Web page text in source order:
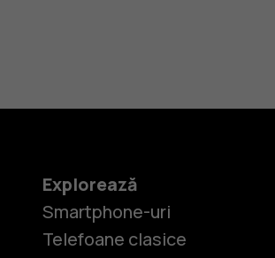
Explorează
Smartphone-uri
Telefoane clasice